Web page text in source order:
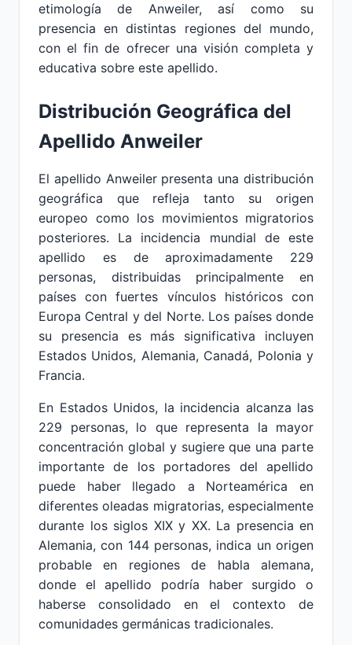
etimología de Anweiler, así como su
presencia en distintas regiones del mundo,
con el fin de ofrecer una visión completa y
educativa sobre este apellido.
Distribución Geográfica del
Apellido Anweiler
El apellido Anweiler presenta una distribución
geográfica que refleja tanto su origen
europeo como los movimientos migratorios
posteriores. La incidencia mundial de este
apellido es de aproximadamente 229
personas, distribuidas principalmente en
países con fuertes vínculos históricos con
Europa Central y del Norte. Los países donde
su presencia es más significativa incluyen
Estados Unidos, Alemania, Canadá, Polonia y
Francia.
En Estados Unidos, la incidencia alcanza las
229 personas, lo que representa la mayor
concentración global y sugiere que una parte
importante de los portadores del apellido
puede haber llegado a Norteamérica en
diferentes oleadas migratorias, especialmente
durante los siglos XIX y XX. La presencia en
Alemania, con 144 personas, indica un origen
probable en regiones de habla alemana,
donde el apellido podría haber surgido o
haberse consolidado en el contexto de
comunidades germánicas tradicionales.